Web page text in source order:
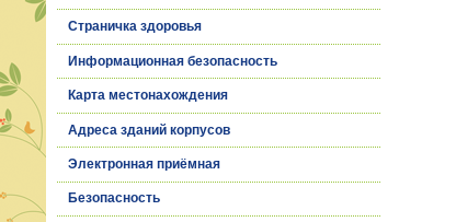
Страничка здоровья
Информационная безопасность
Карта местонахождения
Адреса зданий корпусов
Электронная приёмная
Безопасность